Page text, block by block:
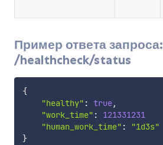
Пример ответа запроса:
/healthcheck/status
{
"healthy" : true,
"work_time" :
121331231
"human_work_time" :
"1d3s"
}